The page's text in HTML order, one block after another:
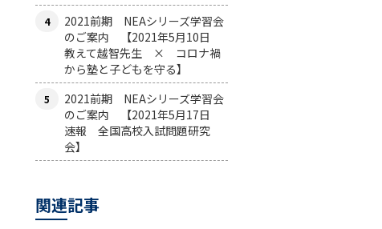
2021前期 NEAシリーズ学習会
のご案内 【2021年5月10日
教えて越智先生 × コロナ禍
から塾と子どもを守る】
2021前期 NEAシリーズ学習会
のご案内 【2021年5月17日
速報 全国高校入試問題研究
会】
関連記事